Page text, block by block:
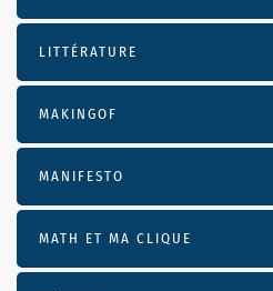
LITTÉRATURE
MAKINGOF
MANIFESTO
MATH ET MA CLIQUE